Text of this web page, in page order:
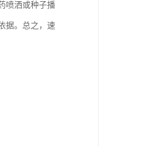
喷洒或种子播
据。总之，速